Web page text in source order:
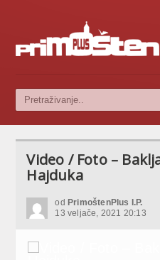
Video / Foto –
Hajduka
od PrimoštenPlus I.P.
13 veljače, 2021 20:13